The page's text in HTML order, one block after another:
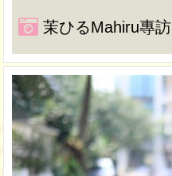
茉ひるMahiru專訪